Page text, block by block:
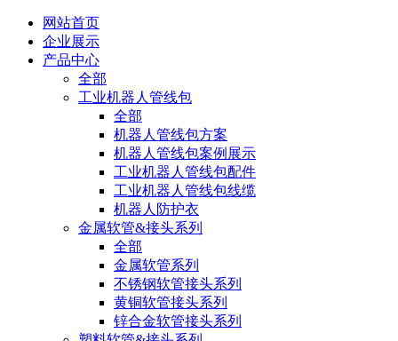
网站首页
企业展示
产品中心
全部
工业机器人管线包
全部
机器人管线包方案
机器人管线包案例展示
工业机器人管线包配件
工业机器人管线包线缆
机器人防护衣
金属软管&接头系列
全部
金属软管系列
不锈钢软管接头系列
黄铜软管接头系列
锌合金软管接头系列